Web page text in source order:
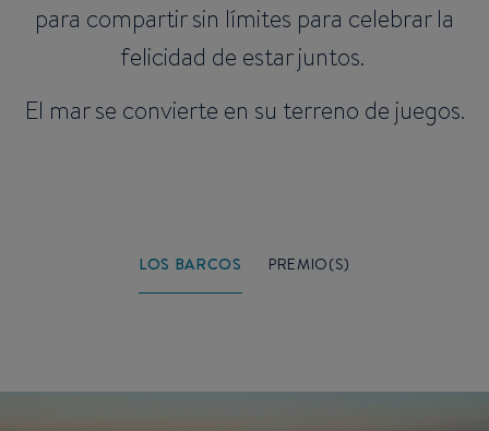
para compartir sin límites para celebrar la
felicidad de estar juntos.
El mar se convierte en su terreno de juegos.
LOS BARCOS PREMIO(S)